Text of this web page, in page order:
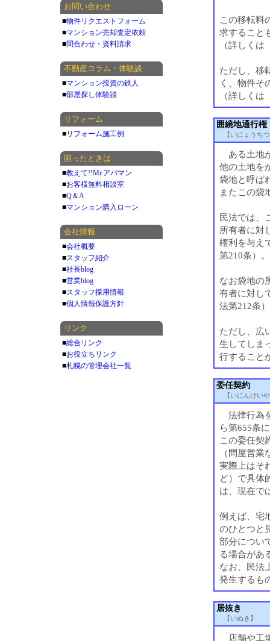
この移転料
求すること
（詳しく
ただし、移
く、物件そ
（詳しく
囲繞地通行権
【いにょうち
ある土地
他の土地を
袋地と呼ば
またこの袋
民法では、
所有者に対
権利を与え
第210条）。
なお袋地の
有者に対し
法第212条
ただし、広
生してしま
行すること
委任契約
【いにんけい
法律行為
ら第655条
この委任契
（問屋営
実際上はそ
ど）で具体
は、現在で
例えば、宅
のひとつと
部分につい
る場合があ
なお、民法
発生するも
居抜き
【いぬき】
店舗や工
お問い合わせ
■物件リクエストフォーム
■マンション売却査定依頼
■問合わせ・資料請求
不動産コラム・体験談
■マンション投資の鉄人
■部屋探し体験談
リフォーム
■リフォーム施工例
困ったときは
■教えて!!Mr.アパマン
■お客様無料相談室
■Q＆A
■マンション購入ローン
会社情報
■会社概要
■スタッフ紹介
■社長blog
■営業blog
■スタッフ採用情報
■個人情報保護方針
リンク
■総合リンク
■お役立ちリンク
■札幌の管理会社一覧